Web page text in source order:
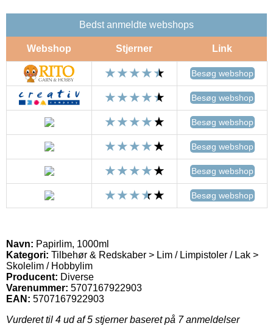
Bedst anmeldte webshops
Webshop Stjerner Link
Besøg webshop
Besøg webshop
Besøg webshop
Besøg webshop
Besøg webshop
Besøg webshop
Navn: Papirlim, 1000ml
Kategori: Tilbehør & Redskaber > Lim / Limpistoler / Lak >
Skolelim / Hobbylim
Producent: Diverse
Varenummer: 5707167922903
EAN: 5707167922903
Vurderet til 4 ud af 5 stjerner baseret på 7anmeldelser